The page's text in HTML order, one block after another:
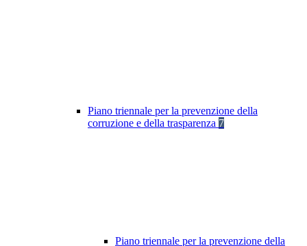
Piano triennale per la prevenzione della
corruzione e della trasparenza 7
Piano triennale per la prevenzione della